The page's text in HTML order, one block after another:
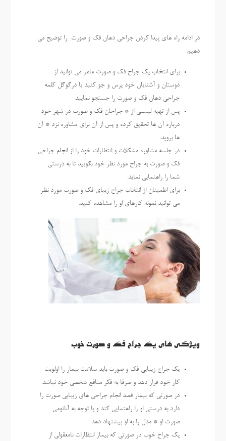
در ادامه راه های پیدا کردن جراحی دهان فک و صورت را توضیح می
دهیم:
برای انتخاب یک جراح فک و صورت ماهر می توانید از
دوستان و آشنایان خود پرس و جو کنید یا درگوگل کلمه
جراحی دهان فک و صورت را جستجو نمایید.
پس از تهیه لیستی از * جراحان فک و صورت در شهر خود
درباره آن ها تحقیق کرده و پس از آن برای مشاوره نزد * آن
ها بروید.
در جلسه مشاوره مشکلات و انتظارات خود را از انجام جراحی
فک و صورت به جراح مورد نظر خود بگویید تا به درستی
شما را راهنمایی نماید.
برای اطمینان از انتخاب جراح زیبای فک و صورت مورد نظر
می توانید نمونه کارهای او را مشاهده کنید.
ویژگی های یک جراح فک و صورت خوب
یک جراح زیبایی فک و صورت باید سلامت بیمار را اولویت
کار خود قرار دهد و صرفا به فکر منافع شخصی خود نباشد.
در صورتی که بیمار قصد انجام جراحی های زیبایی صورت را
دارد به درستی او را راهنمایی کند و با توجه به آناتومی
صورت او * مدل را به او پیشنهاد دهد.
یک جراح خوب در صورتی که بیمار انتظارات نامعقولی از